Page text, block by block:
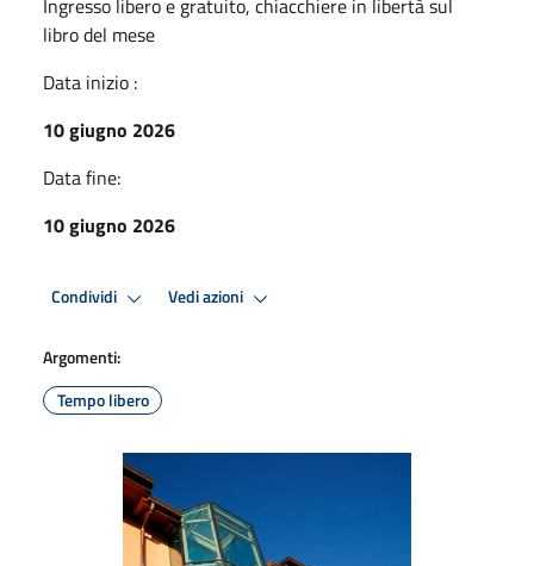
libro del mese
Data inizio :
10 giugno 2026
Data fine:
10 giugno 2026
Condividi Vedi azioni
Argomenti:
Tempo libero